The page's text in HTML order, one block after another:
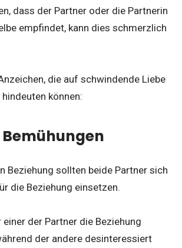
dass der Partner oder die Partnerin
empfindet, kann dies schmerzlich
die auf schwindende Liebe
können:
Beziehung sollten beide Partner sich
die Beziehung einsetzen.
der Partner die Beziehung
der andere desinteressiert